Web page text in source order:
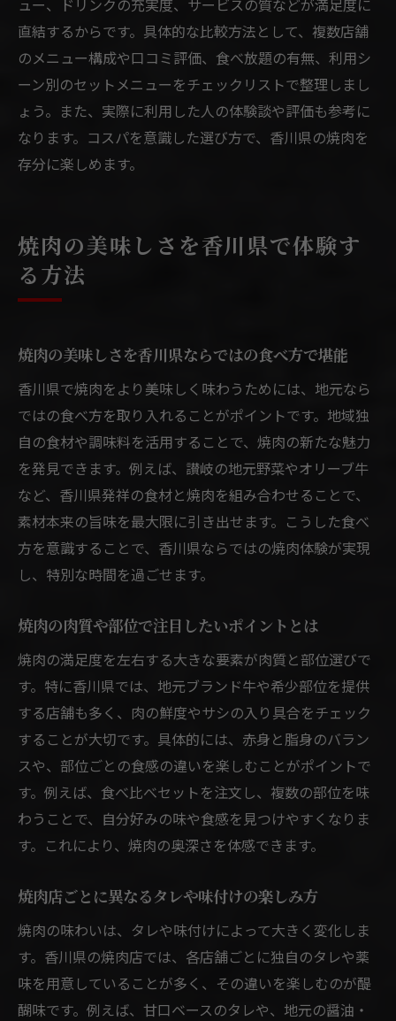
ュー、ドリンクの充実度、サービスの質などが満足度に
直結するからです。具体的な比較方法として、複数店舗
のメニュー構成や口コミ評価、食べ放題の有無、利用シ
ーン別のセットメニューをチェックリストで整理しまし
ょう。また、実際に利用した人の体験談や評価も参考に
なります。コスパを意識した選び方で、香川県の焼肉を
存分に楽しめます。
焼肉の美味しさを香川県で体験す
る方法
焼肉の美味しさを香川県ならではの食べ方で堪能
香川県で焼肉をより美味しく味わうためには、地元なら
ではの食べ方を取り入れることがポイントです。地域独
自の食材や調味料を活用することで、焼肉の新たな魅力
を発見できます。例えば、讃岐の地元野菜やオリーブ牛
など、香川県発祥の食材と焼肉を組み合わせることで、
素材本来の旨味を最大限に引き出せます。こうした食べ
方を意識することで、香川県ならではの焼肉体験が実現
し、特別な時間を過ごせます。
焼肉の肉質や部位で注目したいポイントとは
焼肉の満足度を左右する大きな要素が肉質と部位選びで
す。特に香川県では、地元ブランド牛や希少部位を提供
する店舗も多く、肉の鮮度やサシの入り具合をチェック
することが大切です。具体的には、赤身と脂身のバラン
スや、部位ごとの食感の違いを楽しむことがポイントで
す。例えば、食べ比べセットを注文し、複数の部位を味
わうことで、自分好みの味や食感を見つけやすくなりま
す。これにより、焼肉の奥深さを体感できます。
焼肉店ごとに異なるタレや味付けの楽しみ方
焼肉の味わいは、タレや味付けによって大きく変化しま
す。香川県の焼肉店では、各店舗ごとに独自のタレや薬
味を用意していることが多く、その違いを楽しむのが醍
醐味です。例えば、甘口ベースのタレや、地元の醤油・